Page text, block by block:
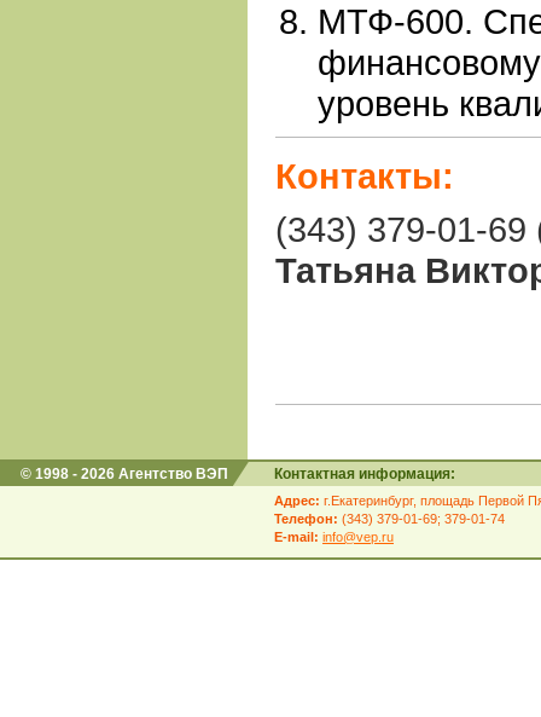
МТФ-600.
уровень
Контакты:
(343) 379-01-
Татьяна
© 1998 - 2026 Агентство ВЭП Контактная информация:
Адрес: г.Екатеринбург, площадь Первой
Телефон: (343) 379-01-69; 379-01-74
E-mail: info@vep.ru